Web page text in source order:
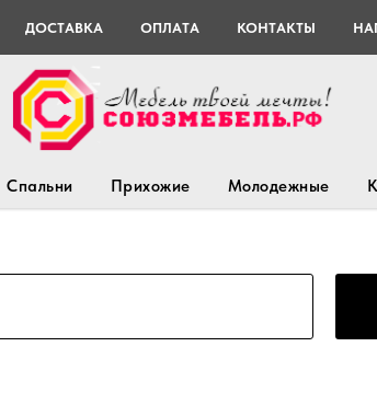
ДОСТАВКА ОПЛАТА КОНТАКТЫ
Спальни Прихожие Молодежные